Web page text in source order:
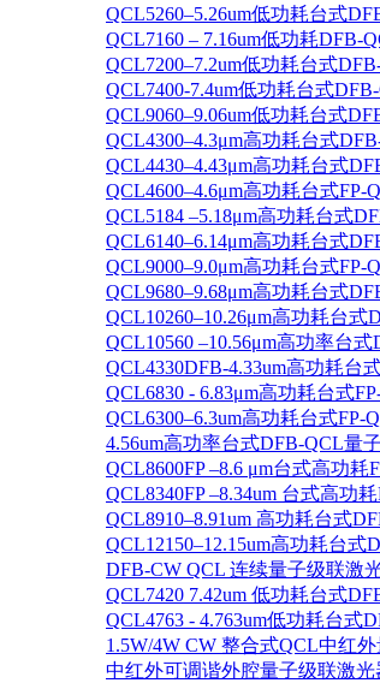
QCL5260–5.26um低功耗台式
QCL7160 – 7.16um低功耗DFB-
QCL7200–7.2um低功耗台式
QCL7400-7.4um低功耗台式
QCL9060–9.06um低功耗台式
QCL4300–4.3μm高功耗台式
QCL4430–4.43μm高功耗台式
QCL4600–4.6μm高功耗台式
QCL5184 –5.18μm高功耗台式
QCL6140–6.14μm高功耗台式
QCL9000–9.0μm高功耗台式
QCL9680–9.68μm高功耗台式
QCL10260–10.26μm高功耗台
QCL10560 –10.56μm高功率台
QCL4330DFB-4.33um高功耗台
QCL6830 - 6.83μm高功耗台式
QCL6300–6.3um高功耗台式FP-
4.56um高功率台式DFB-QCL量
QCL8600FP –8.6 μm台式高功
QCL8340FP –8.34um 台式高功
QCL8910–8.91um 高功耗台式
QCL12150–12.15um高功耗台
DFB-CW QCL 连续量子级联激
QCL7420 7.42um 低功耗台式
QCL4763 - 4.763um低功耗台式
1.5W/4W CW 整合式QCL中红
中红外可调谐外腔量子级联激光